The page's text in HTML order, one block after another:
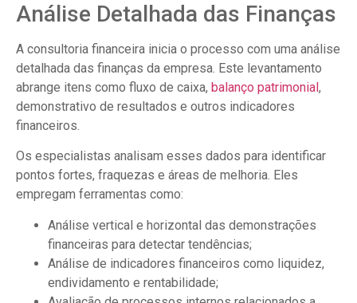
Análise Detalhada das Finanças
A consultoria financeira inicia o processo com uma análise
detalhada das finanças da empresa. Este levantamento
abrange itens como fluxo de caixa, balanço patrimonial,
demonstrativo de resultados e outros indicadores
financeiros.
Os especialistas analisam esses dados para identificar
pontos fortes, fraquezas e áreas de melhoria. Eles
empregam ferramentas como:
Análise vertical e horizontal das demonstrações
financeiras para detectar tendências;
Análise de indicadores financeiros como liquidez,
endividamento e rentabilidade;